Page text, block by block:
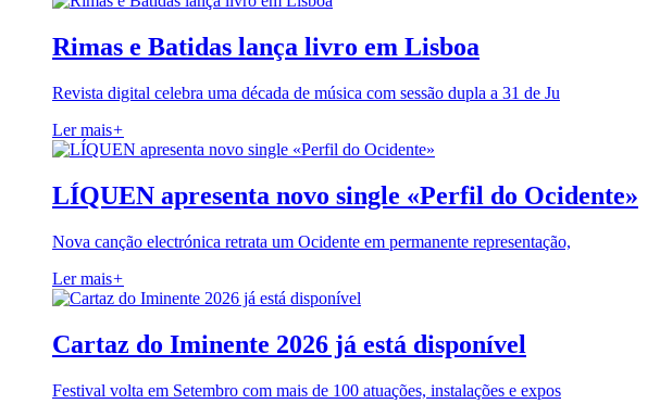
Rimas e Batidas lança livro em Lisboa
Revista digital celebra uma década de música com sessão dupla a 31 de Ju
Ler mais+
LÍQUEN apresenta novo single «Perfil do Ocidente»
Nova canção electrónica retrata um Ocidente em permanente representação,
Ler mais+
Cartaz do Iminente 2026 já está disponível
Festival volta em Setembro com mais de 100 atuações, instalações e expos